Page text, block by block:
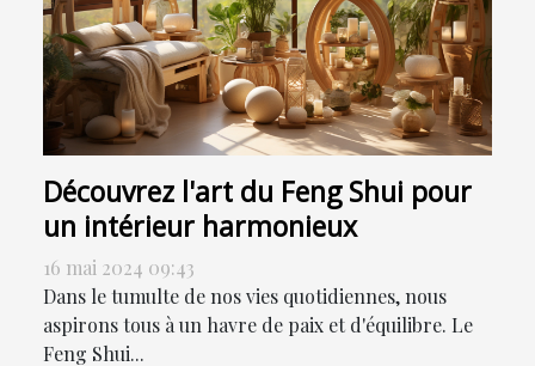
Découvrez l'art du Feng Shui pour
un intérieur harmonieux
16 mai 2024 09:43
Dans le tumulte de nos vies quotidiennes, nous
aspirons tous à un havre de paix et d'équilibre. Le
Feng Shui...